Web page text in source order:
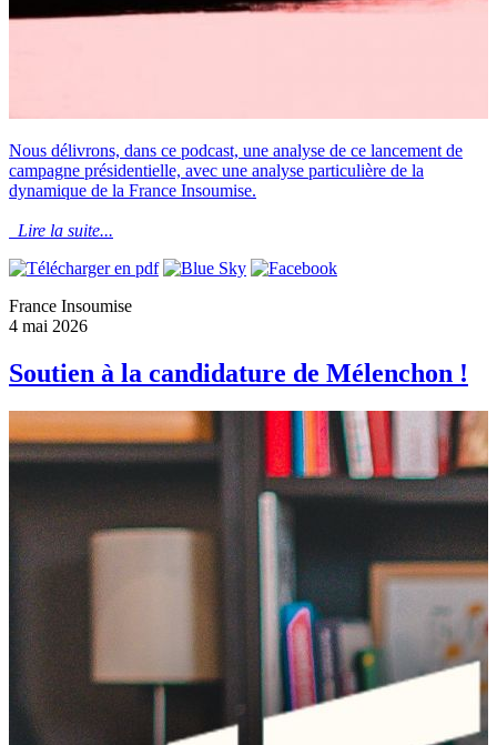
Nous délivrons, dans ce podcast, une analyse de ce lancement de
campagne présidentielle, avec une analyse particulière de la
dynamique de la France Insoumise.
Lire la suite...
France Insoumise
4 mai 2026
Soutien à la candidature de Mélenchon !